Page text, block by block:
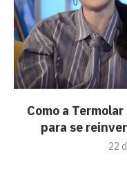
Como a
para se
22